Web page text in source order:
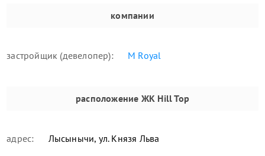
компании
застройщик (девелопер): M Royal
расположение ЖК Hill Top
адрес: Лысынычи, ул. Князя Льва